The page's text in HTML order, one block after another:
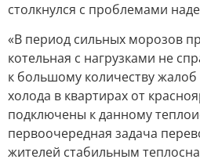
столкнулся с проблемами
«В период сильных морозов
котельная с нагрузками не
к большому количеству
холода в квартирах от
подключены к данному
первоочередная задача
жителей стабильным